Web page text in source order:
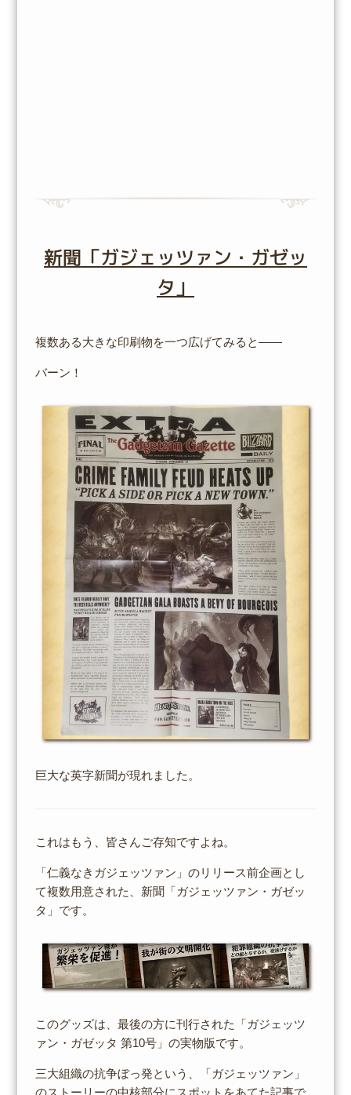
新聞「ガジェッツァン・ガゼッ
タ」
複数ある大きな印刷物を一つ広げてみると――
バーン！
巨大な英字新聞が現れました。
これはもう、皆さんご存知ですよね。
「仁義なきガジェッツァン」のリリース前企画とし
て複数用意された、新聞「ガジェッツァン・ガゼッ
タ」です。
このグッズは、最後の方に刊行された「ガジェッツ
ァン・ガゼッタ 第10号」の実物版です。
三大組織の抗争ぼっ発という、「ガジェッツァン」
のストーリーの中核部分にスポットをあてた記事で